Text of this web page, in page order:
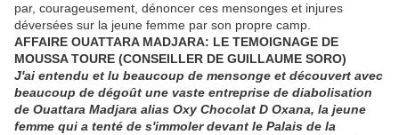
par, courageusement, dénoncer ces mensonges et injures
déversées sur la jeune femme par son propre camp.
AFFAIRE OUATTARA MADJARA: LE TEMOIGNAGE DE
MOUSSA TOURE (CONSEILLER DE GUILLAUME SORO)
J'ai entendu et lu beaucoup de mensonge et découvert avec
beaucoup de dégoût une vaste entreprise de diabolisation
de Ouattara Madjara alias Oxy Chocolat D Oxana, la jeune
femme qui a tenté de s'immoler devant le Palais de la